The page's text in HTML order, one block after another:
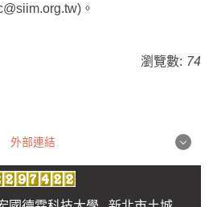
。
瀏覽數: 74
外部連結